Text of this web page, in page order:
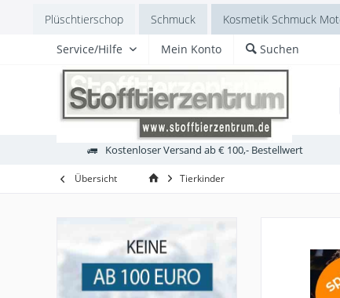
Plüschtierschop Schmuck
Kosmetik Schmuck
Service/Hilfe Mein Konto Suchen
Laabertiere Australien Vögel
Kostenloser Versand ab € 100,- Bestellwert
Übersicht Tierkinder